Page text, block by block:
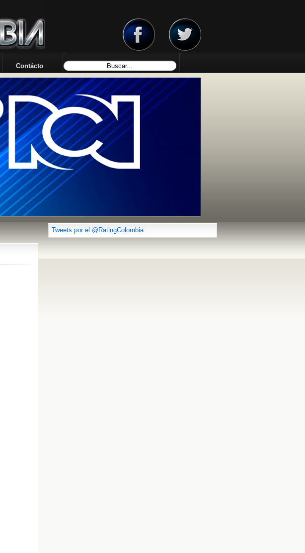
Contácto
Tweets por el @RatingColombia.